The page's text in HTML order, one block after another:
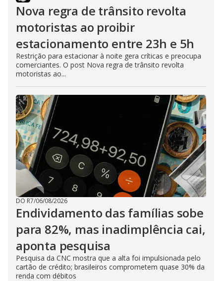
Nova regra de trânsito revolta
motoristas ao proibir
estacionamento entre 23h e 5h
Restrição para estacionar à noite gera críticas e preocupa
comerciantes. O post Nova regra de trânsito revolta
motoristas ao...
DO R7/06/08/2026
Endividamento das famílias sobe
para 82%, mas inadimplência cai,
aponta pesquisa
Pesquisa da CNC mostra que a alta foi impulsionada pelo
cartão de crédito; brasileiros comprometem quase 30% da
renda com débitos